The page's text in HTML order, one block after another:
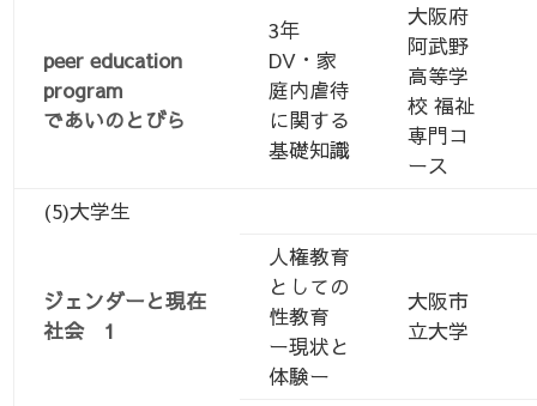
peer education
program
であいのとびら
3年
DV・家
庭内虐待
に関する
基礎知識
大阪府
阿武野
高等学
校 福祉
専門コ
ース
(5)大学生
ジェンダーと現在
社会 1
人権教育
としての
性教育
ー現状と
体験ー
大阪市
立大学